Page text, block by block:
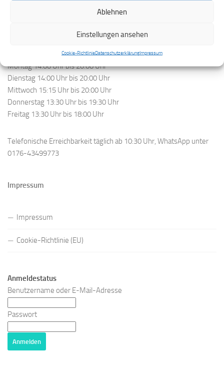
Ablehnen
Einstellungen ansehen
Cookie-RichtlinieDatenschutzerklärungImpressum
Montag 14:00 Uhr bis 20:00 Uhr
Dienstag 14:00 Uhr bis 20:00 Uhr
Mittwoch 15:15 Uhr bis 20:00 Uhr
Donnerstag 13:30 Uhr bis 19:30 Uhr
Freitag 13:30 Uhr bis 18:00 Uhr
Telefonische Erreichbarkeit täglich ab 10:30 Uhr, WhatsApp unter
0176-43499773
Impressum
Impressum
Cookie-Richtlinie (EU)
Anmeldestatus
Benutzername oder E-Mail-Adresse
Passwort